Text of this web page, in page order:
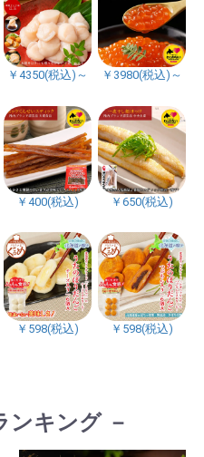
￥4350(税込)～ ￥3980(税込)～
￥400(税込) ￥650(税込)
￥598(税込) ￥598(税込)
ンキング －